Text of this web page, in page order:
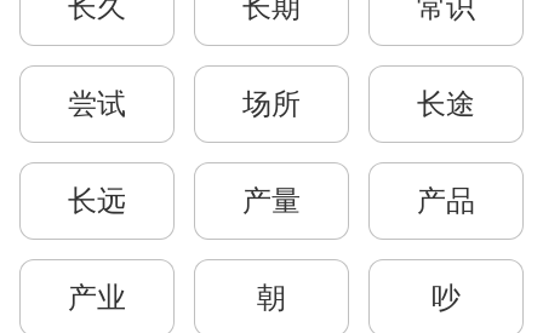
长久 长期 常识
尝试 场所 长途
长远 产量 产品
产业 朝 吵